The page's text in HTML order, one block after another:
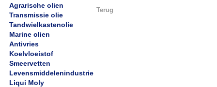
Agrarische olien
Transmissie olie
Tandwielkastenolie
Marine olien
Antivries
Koelvloeistof
Smeervetten
Levensmiddelenindustrie
Liqui Moly
Terug